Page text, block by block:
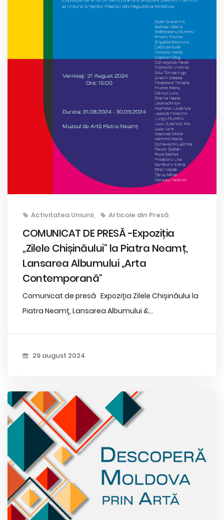
Activitatea Uniunii Articole din Presă
COMUNICAT DE PRESĂ -Expoziția
„Zilele Chișinăului” la Piatra Neamț,
Lansarea Albumului „Arta
Contemporană”
Comunicat de presă Expoziția Zilele Chișinăului la
Piatra Neamț, Lansarea Albumului &...
29 august 2024